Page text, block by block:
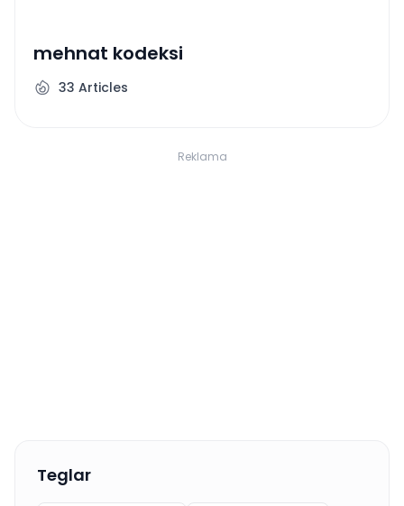
mehnat kodeksi
33 Articles
Reklama
Teglar